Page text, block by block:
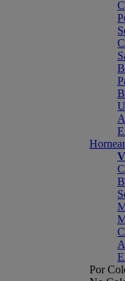
Hornear
Por